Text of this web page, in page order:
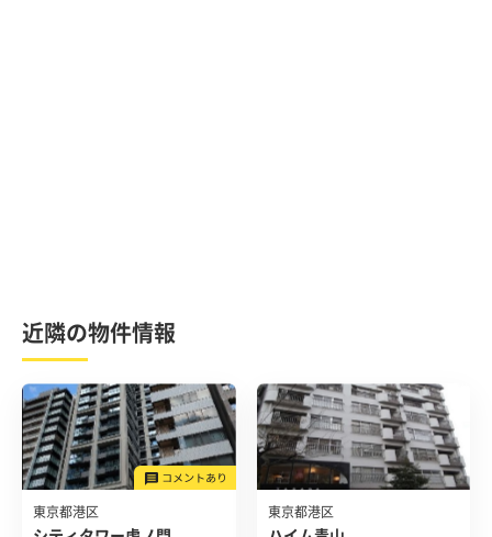
近隣の物件情報
東京都港区 東京都港区